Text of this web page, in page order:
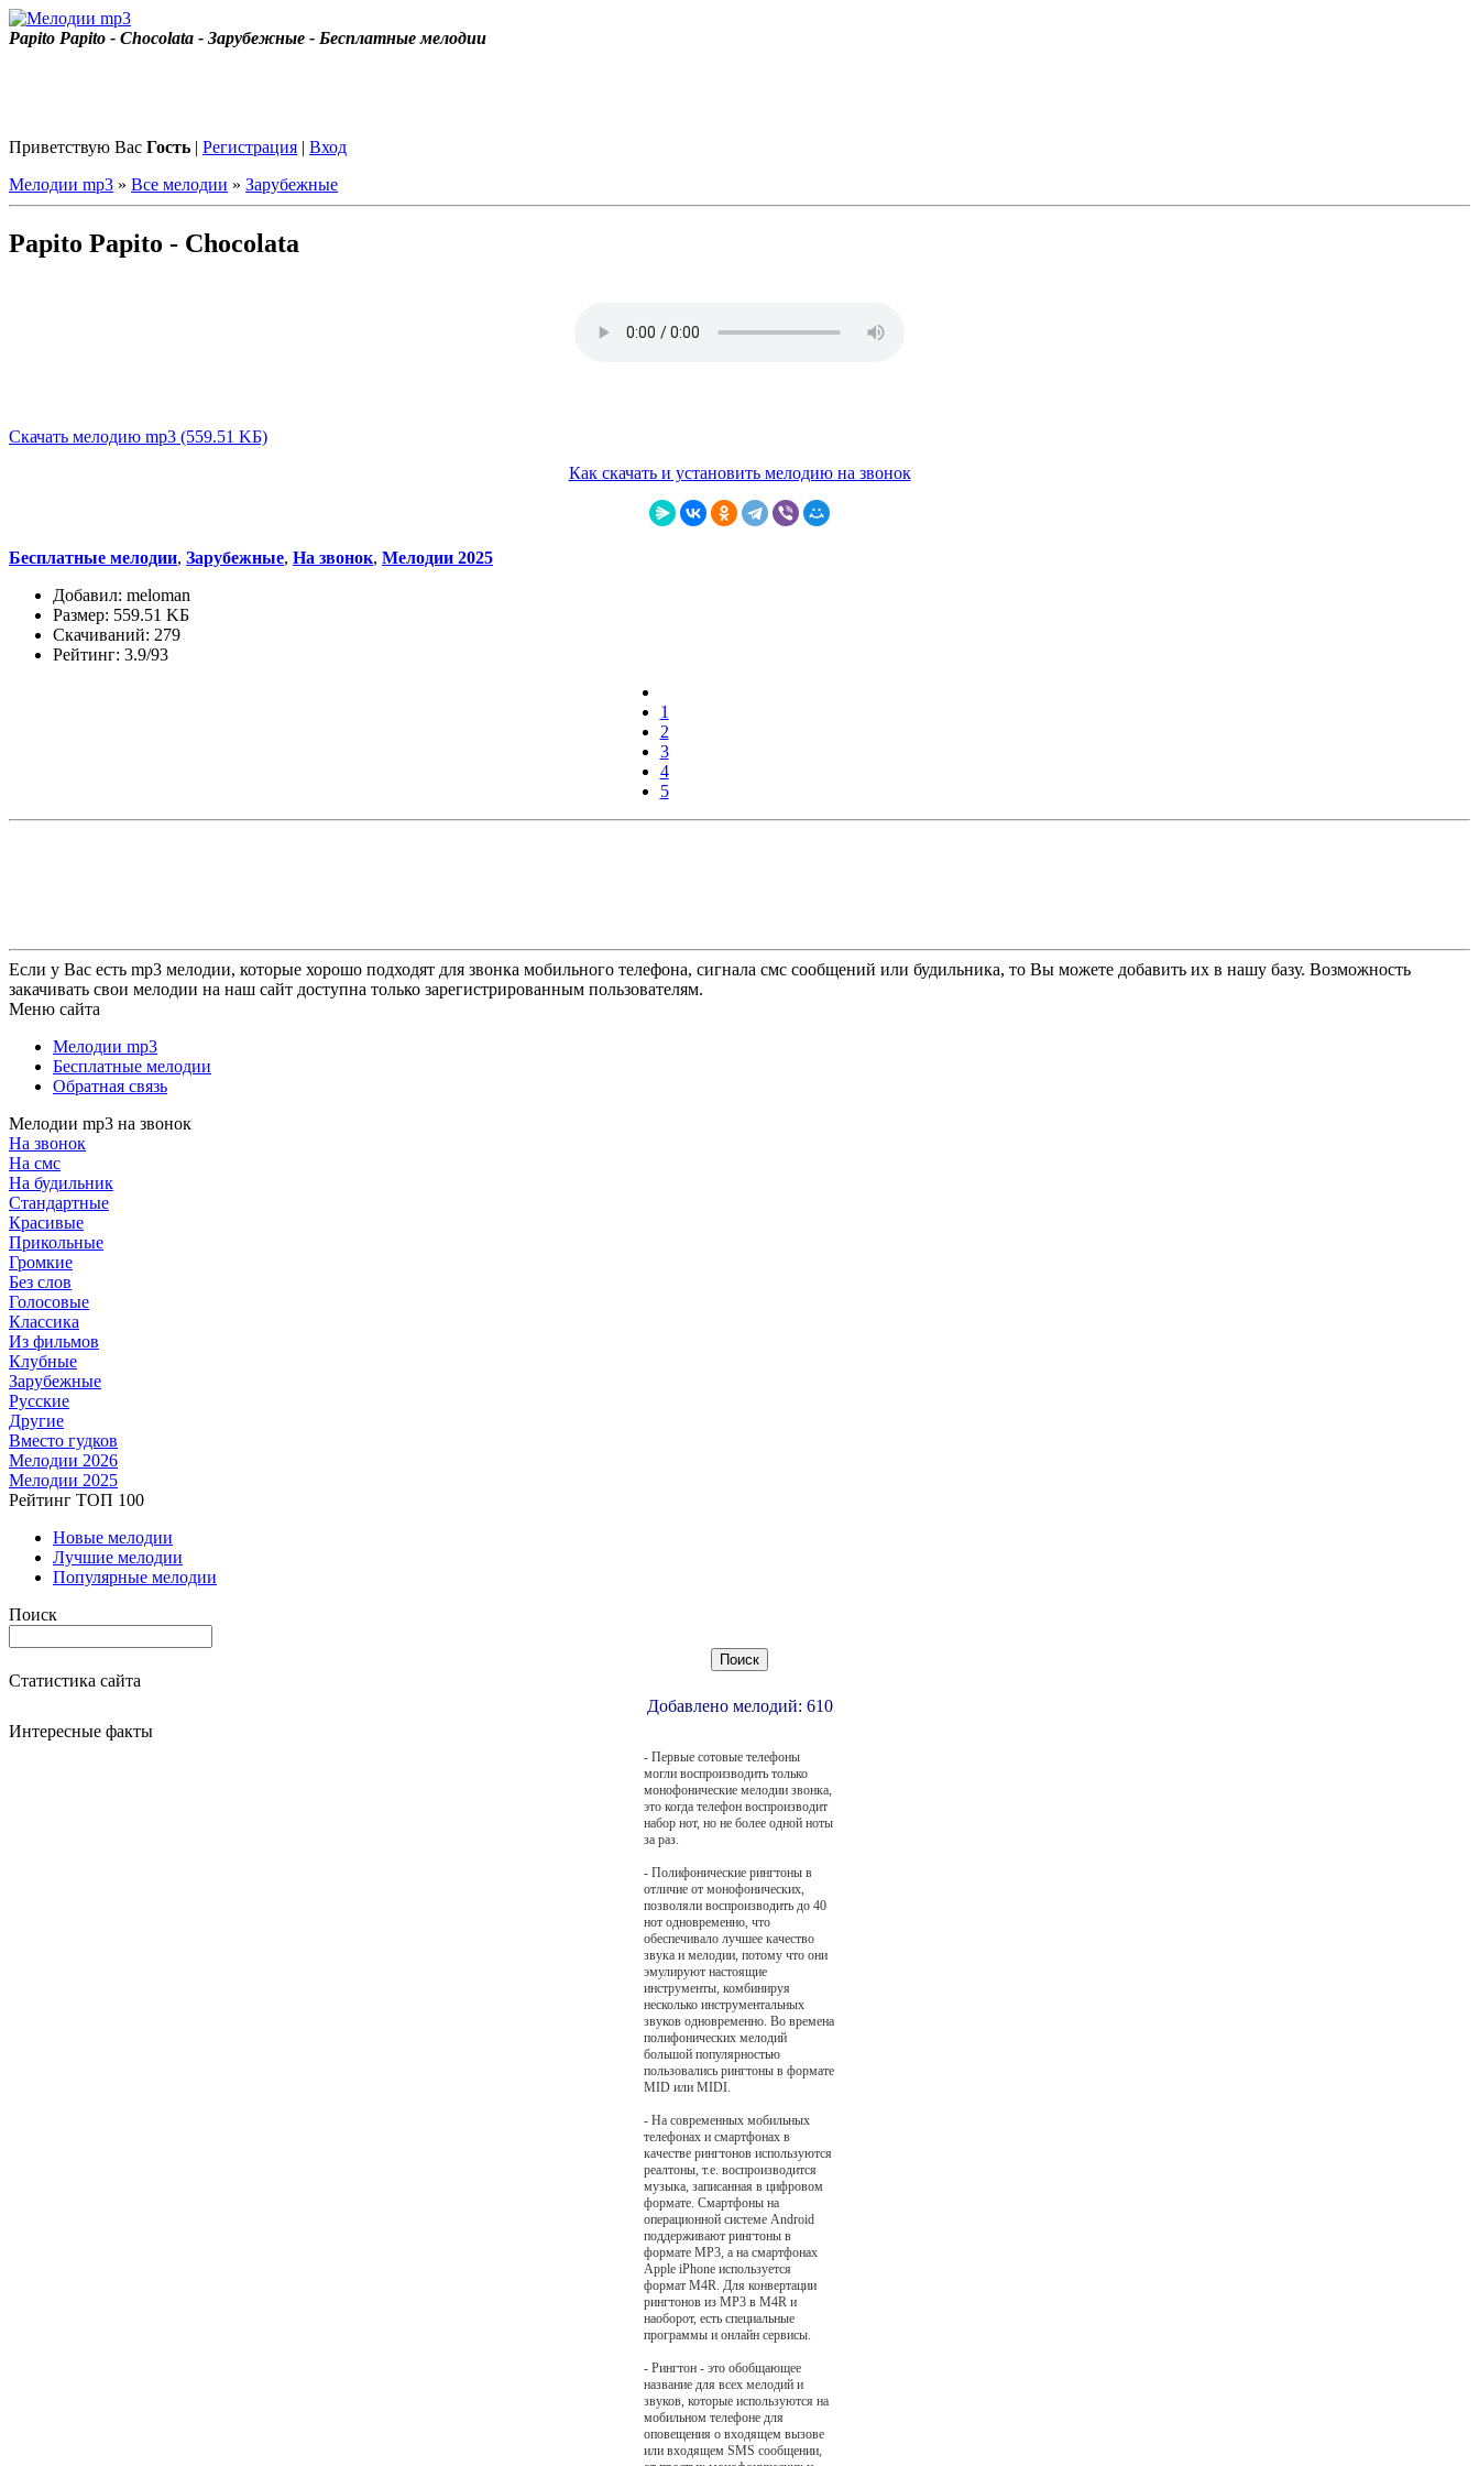
Papito Papito - Chocolata - Зарубежные - Бесплатные мелодии
Приветствую Вас Гость | Регистрация | Вход
Мелодии mp3 » Все мелодии » Зарубежные
Papito Papito - Chocolata
Скачать мелодию mp3 (559.51 KБ)
Как скачать и установить мелодию на звонок
Бесплатные мелодии, Зарубежные, На звонок, Мелодии 2025
Добавил: meloman
Размер: 559.51 KБ
Скачиваний: 279
Рейтинг: 3.9/93
1
2
3
4
5
Если у Вас есть mp3 мелодии, которые хорошо подходят для звонка мобильного телефона, сигнала смс сообщений или будильника, то Вы можете добавить их в нашу базу. Возможность
закачивать свои мелодии на наш сайт доступна только зарегистрированным пользователям.
Меню сайта
Мелодии mp3
Бесплатные мелодии
Обратная связь
Мелодии mp3 на звонок
На звонок
На смс
На будильник
Стандартные
Красивые
Прикольные
Громкие
Без слов
Голосовые
Классика
Из фильмов
Клубные
Зарубежные
Русские
Другие
Вместо гудков
Мелодии 2026
Мелодии 2025
Рейтинг ТОП 100
Новые мелодии
Лучшие мелодии
Популярные мелодии
Поиск
Статистика сайта
Добавлено мелодий: 610
Интересные факты
- Первые сотовые телефоны
могли воспроизводить только
монофонические мелодии звонка,
это когда телефон воспроизводит
набор нот, но не более одной ноты
за раз.
- Полифонические рингтоны в
отличие от монофонических,
позволяли воспроизводить до 40
нот одновременно, что
обеспечивало лучшее качество
звука и мелодии, потому что они
эмулируют настоящие
инструменты, комбинируя
несколько инструментальных
звуков одновременно. Во времена
полифонических мелодий
большой популярностью
пользовались рингтоны в формате
MID или MIDI.
- На современных мобильных
телефонах и смартфонах в
качестве рингтонов используются
реалтоны, т.е. воспроизводится
музыка, записанная в цифровом
формате. Смартфоны на
операционной системе Android
поддерживают рингтоны в
формате MP3, а на смартфонах
Apple iPhone используется
формат M4R. Для конвертации
рингтонов из MP3 в M4R и
наоборот, есть специальные
программы и онлайн сервисы.
- Рингтон - это обобщающее
название для всех мелодий и
звуков, которые используются на
мобильном телефоне для
оповещения о входящем вызове
или входящем SMS сообщении,